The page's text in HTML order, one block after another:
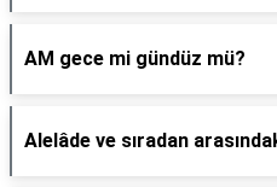
AM gece mi gündüz mü?
Alelâde ve sıradan